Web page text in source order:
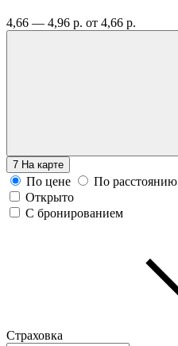
4,66 — 4,96 р. от 4,66 р.
7 На карте
По цене
По расстоянию
Открыто
С бронированием
Страховка